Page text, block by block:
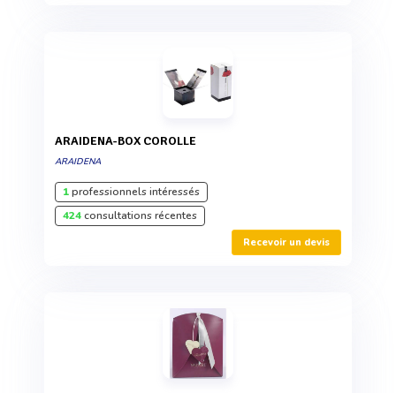
ARAIDENA-BOX COROLLE
ARAIDENA
1professionnels intéressés
424consultations récentes
Recevoir un devis